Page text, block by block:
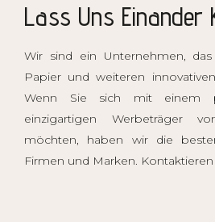
Lass Uns Einander
Wir sind ein Unternehmen, das
Papier und weiteren
Wenn Sie sich mit einem
einzigartigen Werbeträger
möchten, haben wir die
Firmen und Marken. Kontaktieren